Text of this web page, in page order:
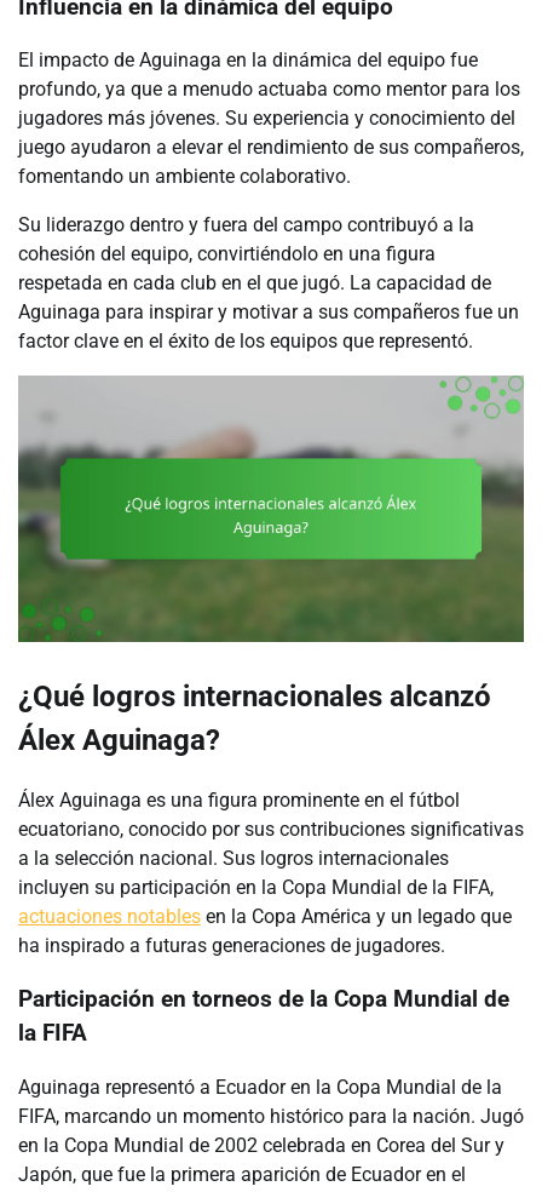
Influencia en la dinámica del equipo
El impacto de Aguinaga en la dinámica del equipo fue
profundo, ya que a menudo actuaba como mentor para los
jugadores más jóvenes. Su experiencia y conocimiento del
juego ayudaron a elevar el rendimiento de sus compañeros,
fomentando un ambiente colaborativo.
Su liderazgo dentro y fuera del campo contribuyó a la
cohesión del equipo, convirtiéndolo en una figura
respetada en cada club en el que jugó. La capacidad de
Aguinaga para inspirar y motivar a sus compañeros fue un
factor clave en el éxito de los equipos que representó.
¿Qué logros internacionales alcanzó
Álex Aguinaga?
Álex Aguinaga es una figura prominente en el fútbol
ecuatoriano, conocido por sus contribuciones significativas
a la selección nacional. Sus logros internacionales
incluyen su participación en la Copa Mundial de la FIFA,
actuaciones notables en la Copa América y un legado que
ha inspirado a futuras generaciones de jugadores.
Participación en torneos de la Copa Mundial de
la FIFA
Aguinaga representó a Ecuador en la Copa Mundial de la
FIFA, marcando un momento histórico para la nación. Jugó
en la Copa Mundial de 2002 celebrada en Corea del Sur y
Japón, que fue la primera aparición de Ecuador en el